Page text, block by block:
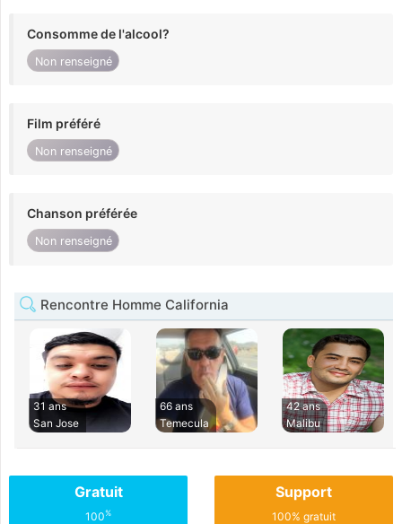
Consomme de l'alcool?
Non renseigné
Film préféré
Non renseigné
Chanson préférée
Non renseigné
Rencontre Homme California
31 ans
San Jose
66 ans
Temecula
42 ans
Malibu
Gratuit
100%
Support
100% gratuit